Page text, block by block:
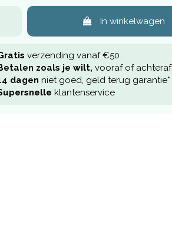
In winkelwagen
verzending vanaf €50
zoals je wilt, vooraf of achteraf
dagen niet goed, geld terug garantie*
klantenservice